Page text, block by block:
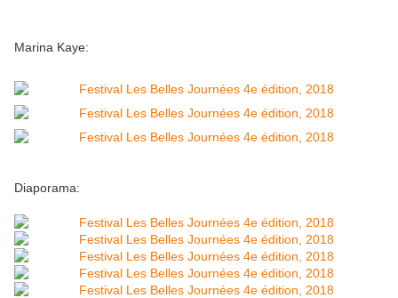
Marina Kaye:
Diaporama: